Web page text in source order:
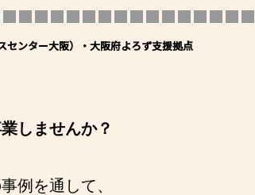
センター大阪）・大阪府よろず支援拠点
しませんか？
例を通して、